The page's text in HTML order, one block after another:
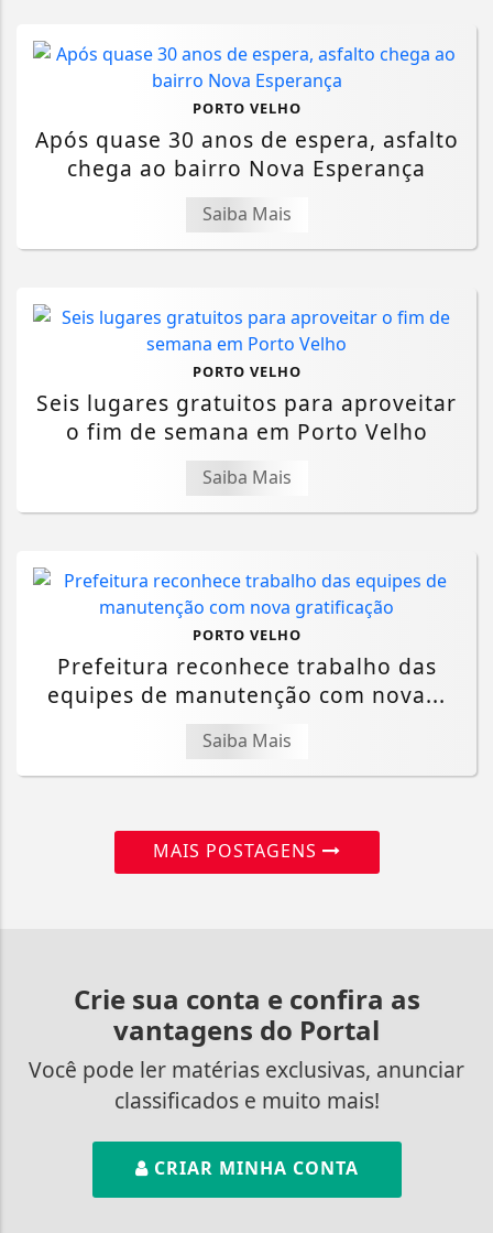
PORTO VELHO
Após quase 30 anos de espera, asfalto
chega ao bairro Nova Esperança
Saiba Mais
PORTO VELHO
Seis lugares gratuitos para aproveitar
o fim de semana em Porto Velho
Saiba Mais
PORTO VELHO
Prefeitura reconhece trabalho das
equipes de manutenção com nova...
Saiba Mais
MAIS POSTAGENS
Crie sua conta e confira as
vantagens do Portal
Você pode ler matérias exclusivas, anunciar
classificados e muito mais!
CRIAR MINHA CONTA